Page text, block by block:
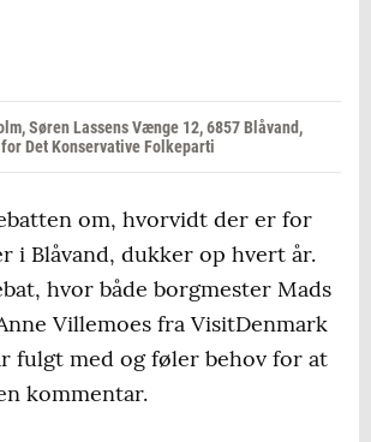
Søren Lassens Vænge 12, 6857 Blåvand,
Det Konservative Folkeparti
om, hvorvidt der er for
i Blåvand, dukker op hvert år.
hvor både borgmester Mads
Villemoes fra VisitDenmark
fulgt med og føler behov for at
kommentar.